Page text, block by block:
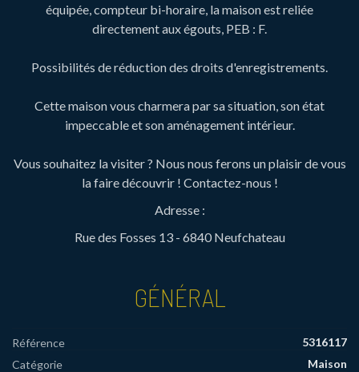
équipée, compteur bi-horaire, la maison est reliée
directement aux égouts, PEB : F.
Possibilités de réduction des droits d'enregistrements.
Cette maison vous charmera par sa situation, son état
impeccable et son aménagement intérieur.
Vous souhaitez la visiter ? Nous nous ferons un plaisir de vous
la faire découvrir ! Contactez-nous !
Adresse :
Rue des Fosses 13 - 6840 Neufchateau
GÉNÉRAL
Référence
5316117
Catégorie
Maison